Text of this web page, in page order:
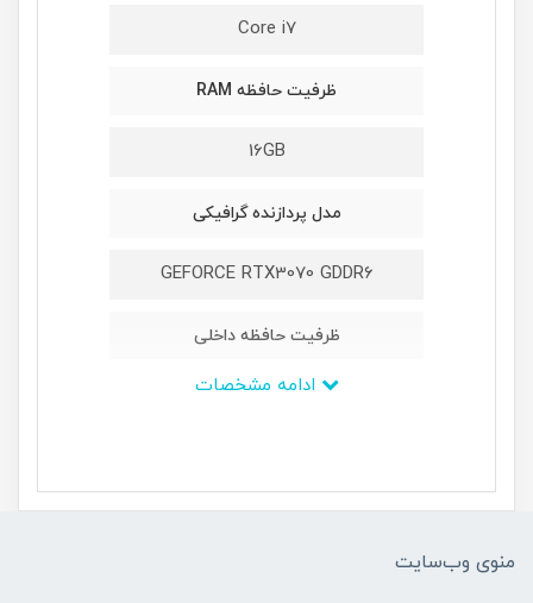
Core i7
ظرفیت حافظه RAM
16GB
مدل پردازنده گرافیکی
GEFORCE RTX3070 GDDR6
ظرفیت حافظه داخلی
1TB M2 NVMe PCIe SSD
39.7 × 28.4 × 2.5 cm
منوی وب‌سایت